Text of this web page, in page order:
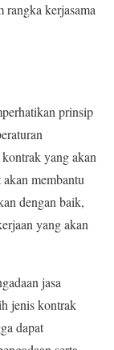
rangka kerjasama
prinsip
yang akan
membantu
dengan baik,
yang akan
jasa
jenis kontrak
dapat